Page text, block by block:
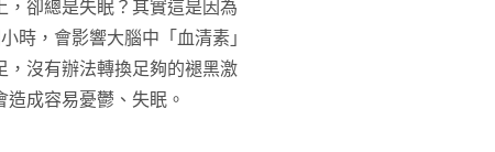
，卻總是失眠？其實這是因為
時，會影響大腦中「血清素」
，沒有辦法轉換足夠的褪黑激
成容易憂鬱、失眠。